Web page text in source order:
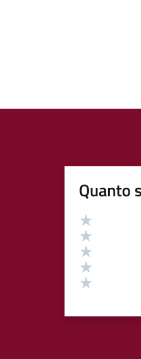
Quanto
Valutazione